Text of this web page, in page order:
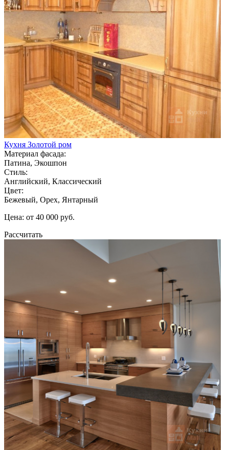
Кухня Золотой ром
Материал фасада:
Патина, Экошпон
Стиль:
Английский, Классический
Цвет:
Бежевый, Орех, Янтарный
Цена: от 40 000 руб.
Рассчитать